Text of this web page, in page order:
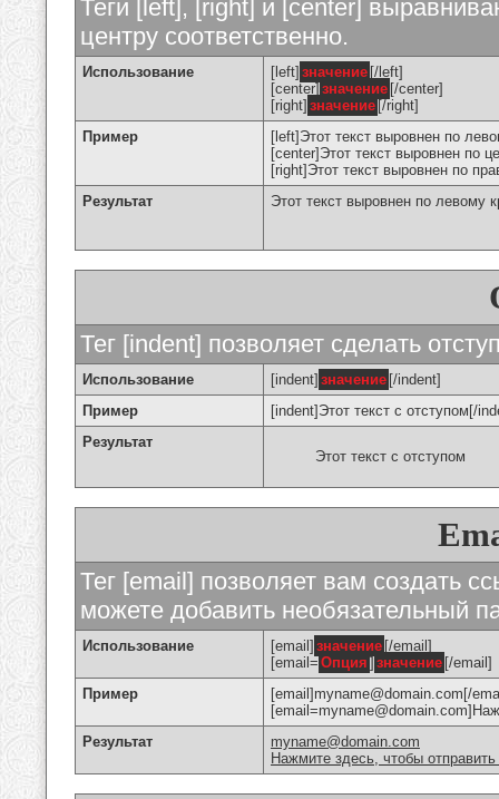
Теги [left], [right] и [center]
центру соответственно.
Использование [left] значение [/left]
[center] значение [/center]
[right] значение [/right]
Пример
[left]Этот текст выровнен по
[center]Этот текст выровнен по
[right]Этот текст выровнен по
Результат
Этот текст выровнен по левому
Тег [indent] позволяет сделать
Использование [indent] значение [/indent]
Пример
[indent]Этот текст с отступом[/
Результат
Этот текст с отступом
Тег [email] позволяет вам создать
можете добавить необязательный
Использование [email] значение [/email]
[email= Опция ] значение [/email]
Пример
[email]myname@domain.com[/
Результат
myname@domain.com
Нажмите здесь, чтобы